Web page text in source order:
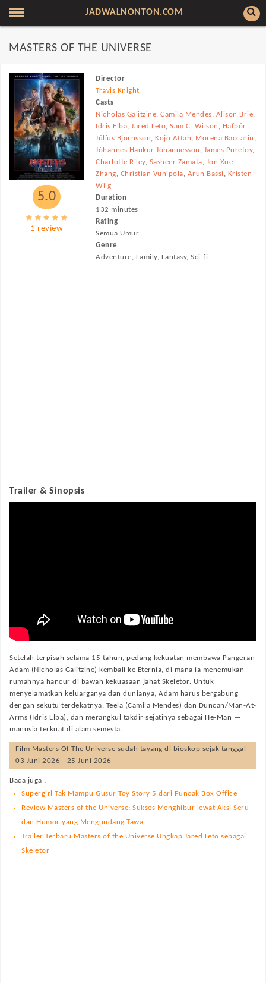
JADWALNONTON.COM
MASTERS OF THE UNIVERSE
5.0
1 review
Director
Travis Knight
Casts
Nicholas Galitzine,Camila Mendes, Alison Brie,
Idris Elba,Jared Leto,Sam C. Wilson , Hafþór
Júlíus Björnsson,Kojo Attah, Morena Baccarin ,
Jóhannes Haukur Jóhannesson , James Purefoy,
Charlotte Riley, Sasheer Zamata, Jon Xue
Zhang, Christian Vunipola, Arun Bassi, Kristen
Wiig
Duration
132 minutes
Rating
Semua Umur
Genre
Adventure, Family, Fantasy, Sci-fi
Trailer & Sinopsis
Setelah terpisah selama 15 tahun, pedang kekuatan membawa Pangeran
Adam (Nicholas Galitzine) kembali ke Eternia, di mana ia menemukan
rumahnya hancur di bawah kekuasaan jahat Skeletor. Untuk
menyelamatkan keluarganya dan dunianya, Adam harus bergabung
dengan sekutu terdekatnya, Teela (Camila Mendes) dan Duncan/Man-At-
Arms (Idris Elba), dan merangkul takdir sejatinya sebagai He-Man —
manusia terkuat di alam semesta.
Film Masters Of The Universe sudah tayang di bioskop sejak tanggal
03 Juni 2026 - 25 Juni 2026
Baca juga :
Supergirl Tak Mampu Gusur Toy Story 5 dari Puncak Box Office
Review Masters of the Universe: Sukses Menghibur lewat Aksi Seru
dan Humor yang Mengundang Tawa
Trailer Terbaru Masters of the Universe Ungkap Jared Leto sebagai
Skeletor